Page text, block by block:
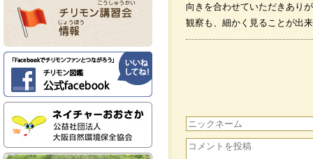
向きを合わせていただきあり
観察も、細かく見ることが出